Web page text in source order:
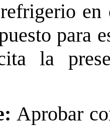
para
la
Aprobar